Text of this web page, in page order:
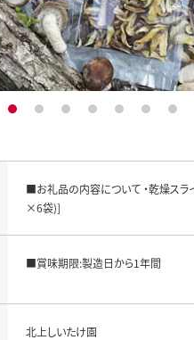
1 2 3 4 5 6 7
■お礼品の内容について ・乾燥ス
×6袋)]
■賞味期限:製造日から1年間
北上しいたけ園